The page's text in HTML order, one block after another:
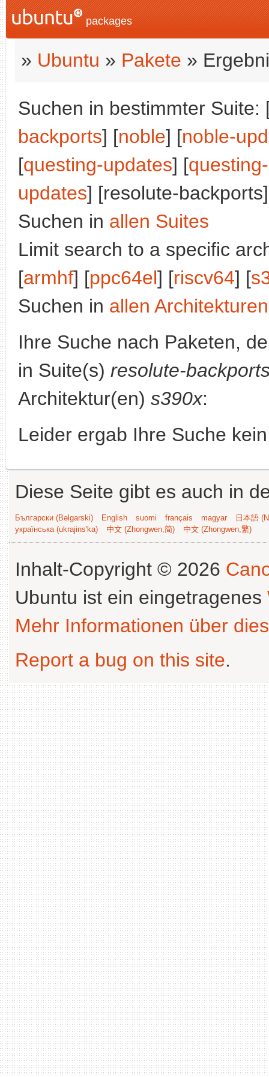
packages
» Ubuntu » Pakete »
Suchen in bestimmter Suite:
backports] [noble] [noble-
[questing-updates] [
updates] [resolute-
Suchen in allen Suites
Limit search to a specific
[armhf] [ppc64el] [riscv64] [
Suchen in allen Architekturen
Ihre Suche nach Paketen,
in Suite(s) resolute-
Architektur(en) s390x:
Leider ergab Ihre Suche
Diese Seite gibt es auch in
Български (Bəlgarski) English suomi français magyar
日本語
українська (ukrajins'ka)
中文 (Zhongwen,简) 中文 (Zhongwen,繁)
Inhalt-Copyright © 2026
Ubuntu ist ein eingetragenes
Mehr Informationen über
Report a bug on this site.